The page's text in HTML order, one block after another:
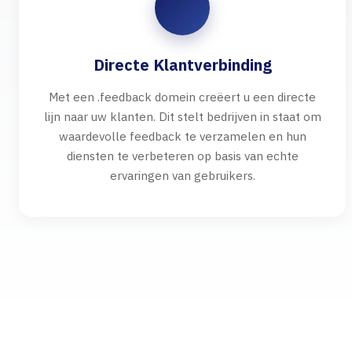
Directe Klantverbinding
Met een .feedback domein creëert u een directe
lijn naar uw klanten. Dit stelt bedrijven in staat om
waardevolle feedback te verzamelen en hun
diensten te verbeteren op basis van echte
ervaringen van gebruikers.